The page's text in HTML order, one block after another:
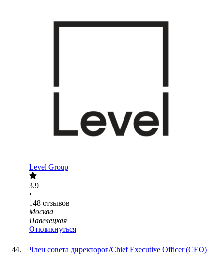
Level Group
3.9
•
148 отзывов
Москва
Павелецкая
Откликнуться
Член совета директоров/Chief Executive Officer (CEO)